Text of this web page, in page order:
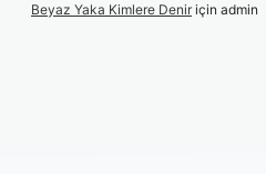
Beyaz Yaka Kimlere Deniriçin admin